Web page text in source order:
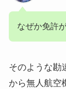
なぜか免許
そのような勘
から無人航空